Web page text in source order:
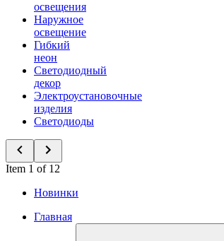
освещения
Наружное
освещение
Гибкий
неон
Светодиодный
декор
Электроустановочные
изделия
Светодиоды
Item 1 of 12
Новинки
Главная